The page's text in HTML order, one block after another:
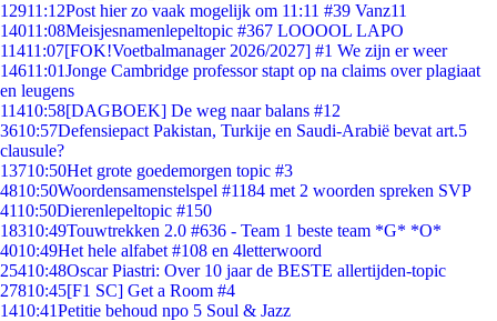
12911:12Post hier zo vaak mogelijk om 11:11 #39 Vanz11
14011:08Meisjesnamenlepeltopic #367 LOOOOL LAPO
11411:07[FOK!Voetbalmanager 2026/2027] #1 We zijn er weer
14611:01Jonge Cambridge professor stapt op na claims over plagiaat
en leugens
11410:58[DAGBOEK] De weg naar balans #12
3610:57Defensiepact Pakistan, Turkije en Saudi-Arabië bevat art.5
clausule?
13710:50Het grote goedemorgen topic #3
4810:50Woordensamenstelspel #1184 met 2 woorden spreken SVP
4110:50Dierenlepeltopic #150
18310:49Touwtrekken 2.0 #636 - Team 1 beste team *G* *O*
4010:49Het hele alfabet #108 en 4letterwoord
25410:48Oscar Piastri: Over 10 jaar de BESTE allertijden-topic
27810:45[F1 SC] Get a Room #4
1410:41Petitie behoud npo 5 Soul & Jazz